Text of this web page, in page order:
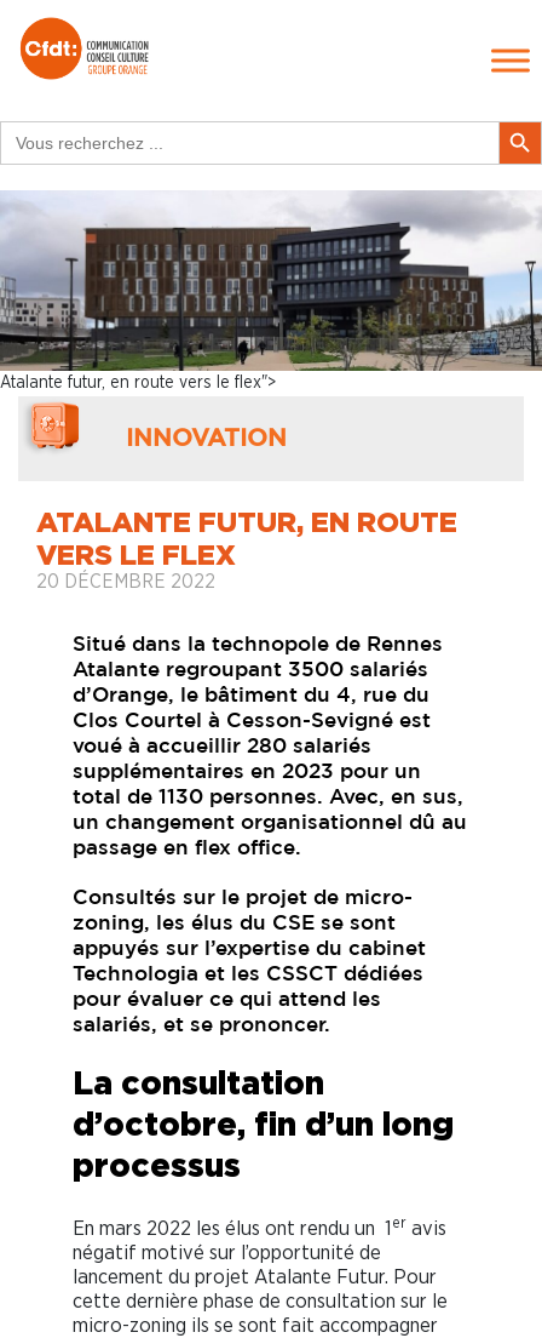
for:
Search
Atalante futur, en route vers le flex">
INNOVATION
ATALANTE FUTUR, EN ROUTE
VERS LE FLEX
20 DÉCEMBRE 2022
Situé dans la technopole de Rennes
Atalante regroupant 3500 salariés
d’Orange, le bâtiment du 4, rue du
Clos Courtel à Cesson-Sevigné est
voué à accueillir 280 salariés
supplémentaires en 2023 pour un
total de 1130 personnes. Avec, en sus,
un changement organisationnel dû au
passage en flex office.
Consultés sur le projet de micro-
zoning, les élus du CSE se sont
appuyés sur l’expertise du cabinet
Technologia et les CSSCT dédiées
pour évaluer ce qui attend les
salariés, et se prononcer.
La consultation
d’octobre, fin d’un long
processus
En mars 2022 les élus ont rendu un 1 er avis
négatif motivé sur l’opportunité de
lancement du projet Atalante Futur. Pour
cette dernière phase de consultation sur le
micro-zoning ils se sont fait accompagner